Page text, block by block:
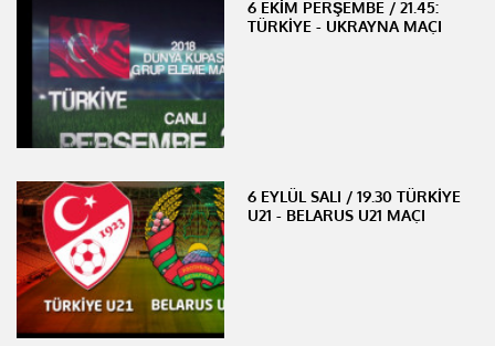
6 EKİM PERŞEMBE / 21.45:
TÜRKİYE - UKRAYNA MAÇI
6 EYLÜL SALI / 19.30 TÜRKİYE
U21 - BELARUS U21 MAÇI